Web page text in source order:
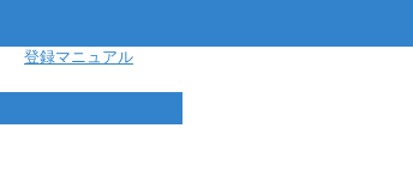
登録マニュアル